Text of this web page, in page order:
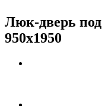
Люк-дверь под
950х1950